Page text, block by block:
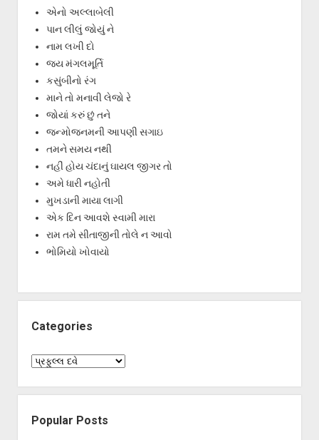
એનો અલ્લાબેલી
પાન લીલું જોયું ને
નામ લખી દો
જય મંગલમૂર્તિ
કસુંબીનો રંગ
માને તો મનાવી લેજો રે
જોયાં કરું છું તને
જન્મોજનમની આપણી સગાઇ
તમને સમય નથી
નહીં હોય ચંદાનું ઘાયલ જીગર તો
અમે ધારી નહોતી
મુખડાની માયા લાગી
એક દિન આવશે સ્વામી મારા
રામ તમે સીતાજીની તોલે ન આવો
ભોમિયો ખોવાયો
Categories
Categories
Popular Posts